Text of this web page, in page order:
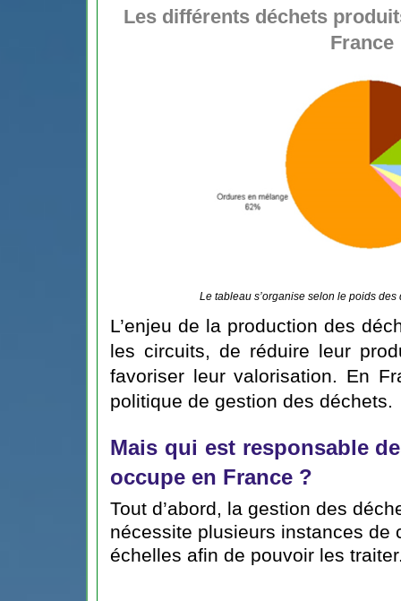
Les différents déchets
France
Le tableau s’organise selon le poids
L’enjeu de la production des
les circuits, de réduire leur
favoriser leur valorisation. En
politique de gestion des déchets.
Mais qui est responsable
occupe en France ?
Tout d’abord, la gestion des
nécessite plusieurs instances de
échelles afin de pouvoir les